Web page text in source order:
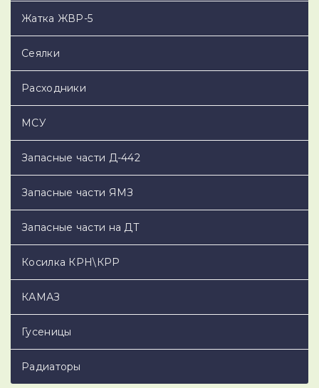
Жатка ЖВР-5
Сеялки
Расходники
МСУ
Запасные части Д-442
Запасные части ЯМЗ
Запасные части на ДТ
Косилка КРН\КРР
КАМАЗ
Гусеницы
Радиаторы